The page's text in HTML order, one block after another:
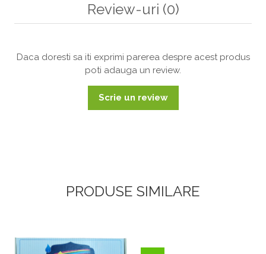
Review-uri (0)
Daca doresti sa iti exprimi parerea despre acest produs
poti adauga un review.
Scrie un review
PRODUSE SIMILARE